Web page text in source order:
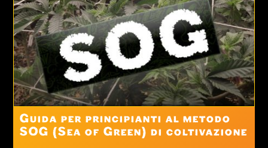
Guida per principianti al metodo
SOG (Sea of Green) di coltivazione